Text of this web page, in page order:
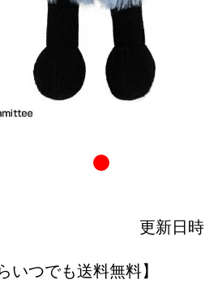
更新日
いつでも送料無料】